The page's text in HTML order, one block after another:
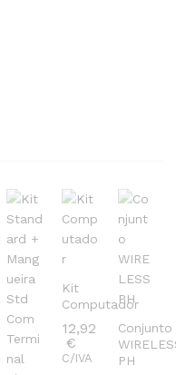
Kit
Computador
12,92
€
C/IVA
Conjunto
PH